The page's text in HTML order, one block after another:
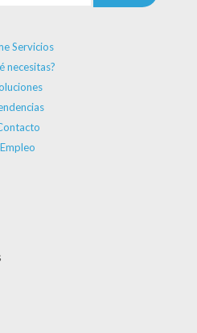
Servicios
necesitas?
Empleo